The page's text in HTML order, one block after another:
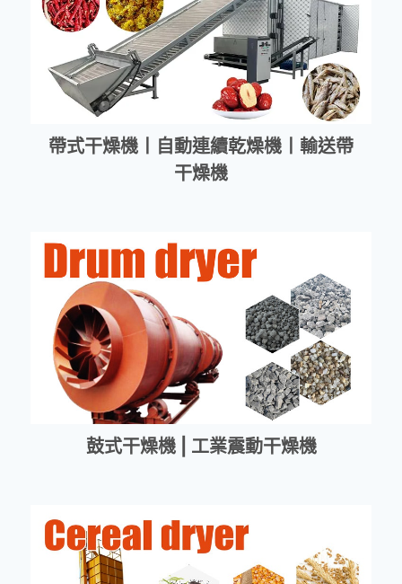
帶式干燥機丨自動連續乾燥機丨輸送帶
干燥機
鼓式干燥機 | 工業震動干燥機